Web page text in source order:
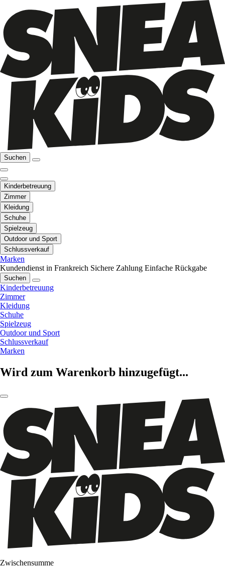
Suchen
Kinderbetreuung
Zimmer
Kleidung
Schuhe
Spielzeug
Outdoor und Sport
Schlussverkauf
Marken
Kundendienst in Frankreich Sichere Zahlung Einfache Rückgabe
Suchen
Kinderbetreuung
Zimmer
Kleidung
Schuhe
Spielzeug
Outdoor und Sport
Schlussverkauf
Marken
Wird zum Warenkorb hinzugefügt...
Zwischensumme